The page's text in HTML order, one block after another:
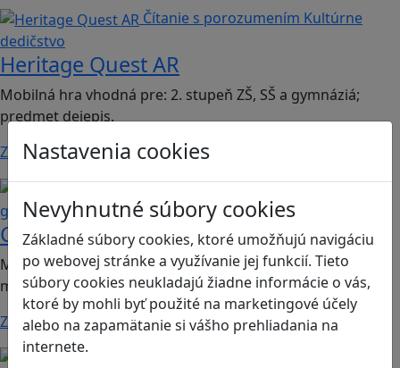
Nastavenia cookies
Nevyhnutné súbory cookies
Základné súbory cookies, ktoré umožňujú navigáciu
po webovej stránke a využívanie jej funkcií. Tieto
súbory cookies neukladajú žiadne informácie o vás,
ktoré by mohli byť použité na marketingové účely
alebo na zapamätanie si vášho prehliadania na
internete.
Čítanie s porozumením Kultúrne
dedičstvo
Heritage Quest AR
Mobilná hra vhodná pre: 2. stupeň ZŠ, SŠ a gymnáziá;
predmet dejepis.
Zistiť viac
Kritické myslenieMediálna
gramotnosť
Chicken Intelligence Agency
Mobilná hra vhodná pre 2. stupeň ZŠ a SŠ; predmety:
mediálna výchova, informatika
Zistiť viac
Ľudské práva a tolerancia